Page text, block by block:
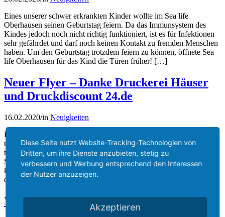
Eines unserer schwer erkrankten Kinder wollte im Sea life
Oberhausen seinen Geburtstag feiern. Da das Immunsystem des
Kindes jedoch noch nicht richtig funktioniert, ist es für Infektionen
sehr gefährdet und darf noch keinen Kontakt zu fremden Menschen
haben. Um den Geburtstag trotzdem feiern zu können, öffnete Sea
life Oberhausen für das Kind die Türen früher! […]
Neuer Flyer – Danke Druckerei Häuser
und Druckdiscount 24.de
16.02.2020/in Neuigkeiten
Krebskranken Kindern und deren Familien kann auf
unterschiedlichste Art und Weise geholfen werden. Zum Beispiel
taten dies die Druckerei Häuser in Köln und Druckdiscount24.de.
Sie unterstützen die Arbeit von Löwenstern e.V. durch den
kostenlosen Druck unseres neuen Flyers und der Visitenkarten. Wir
danken sehr herzlich dafür.
WLAN verfügbar
Diese Seite nutzt Website-Tracking-Technologien von
Dritten, um ihre Dienste anzubieten, stetig zu
verbessern und Werbung entsprechend den Interessen
der Nutzer anzuzeigen.
Akzeptieren